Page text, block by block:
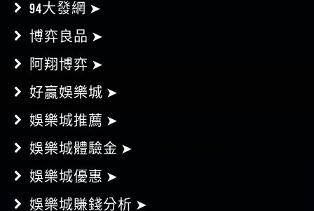
94大發網 ➤
博弈良品 ➤
阿翔博弈 ➤
好贏娛樂城 ➤
娛樂城推薦 ➤
娛樂城體驗金 ➤
娛樂城優惠 ➤
娛樂城賺錢分析 ➤